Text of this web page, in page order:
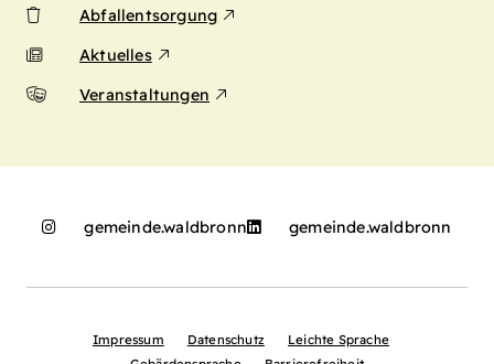
Abfallentsorgung
Aktuelles
Veranstaltungen
gemeinde.waldbronn gemeinde.waldbronn
Impressum Datenschutz
Leichte Sprache